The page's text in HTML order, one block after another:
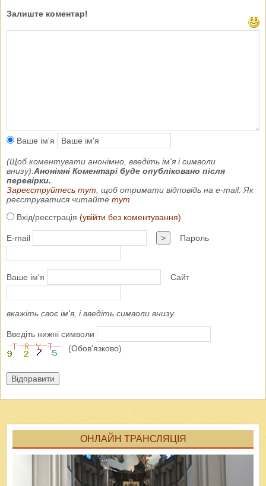
Залиште коментар!
Ваше ім'я
(Щоб коментувати анонімно, введіть ім'я і символи
внизу). Анонімні Коментарі буде опубліковано після
перевірки.
Зареєструйтесь тут , щоб отримати відповідь на e-mail. Як
реєструватися читайте тут
Вхід/реєстрація (увійти без коментування)
E-mail > Пароль
Ваше ім'я Сайт
вкажіть своє ім'я, і введіть символи внизу
Введіть нижні символи
(Обов'язково)
Відправити
ОНЛАЙН ТРАНСЛЯЦІЯ